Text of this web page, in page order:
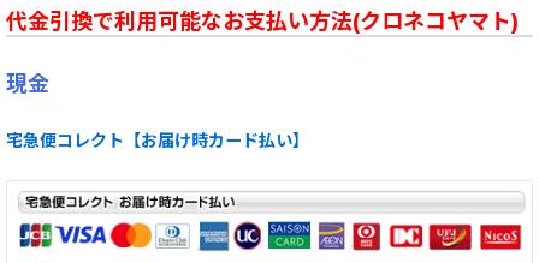
代金引換で利用可能なお支払い方法(クロネコヤマト)
現金
宅急便コレクト【お届け時カード払い】